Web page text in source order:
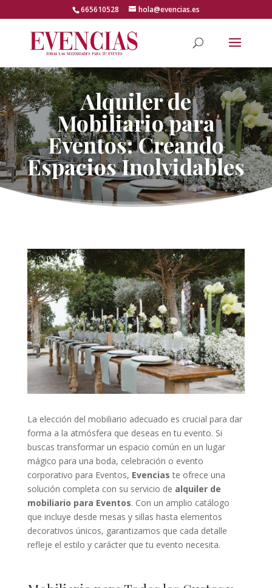
665610528 hola@evencias.es
Alquiler de
Mobiliario para
Eventos: Creando
Espacios Inolvidables
La elección del mobiliario adecuado es crucial para dar
forma a la atmósfera que deseas en tu evento. Si
buscas transformar un espacio común en un lugar
mágico para una boda, celebración o evento
corporativo para Eventos, Evencias te ofrece una
solución completa con su servicio de alquiler de
mobiliario para Eventos. Con un amplio catálogo
que incluye desde mesas y sillas hasta elementos
decorativos únicos, garantizamos que cada detalle
refleje el estilo y carácter que tu evento necesita.
Abrir barra de herramientas